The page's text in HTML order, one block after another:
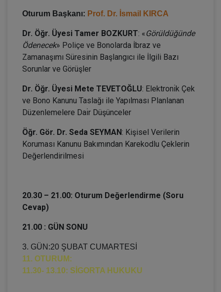
Oturum Başkanı: Prof. Dr. İsmail KIRCA
Dr. Öğr. Üyesi Tamer BOZKURT: «Görüldüğünde
Ödenecek» Poliçe ve Bonolarda İbraz ve
Zamanaşımı Süresinin Başlangıcı ile İlgili Bazı
Sorunlar ve Görüşler
Dr. Öğr. Üyesi Mete TEVETOĞLU: Elektronı̇k Çek
ve Bono Kanunu Taslağı ile Yapılması Planlanan
Düzenlemelere Daı̇r Düşünceler
Öğr. Gör. Dr. Seda SEYMAN: Kişisel Verilerin
Koruması Kanunu Bakımından Karekodlu Çeklerin
Değerlendirilmesi
20.30 – 21.00: Oturum Değerlendirme (Soru
Cevap)
21.00 : GÜN SONU
3. GÜN:20 ŞUBAT CUMARTESİ
11. OTURUM:
11.30- 13.10: SİGORTA HUKUKU